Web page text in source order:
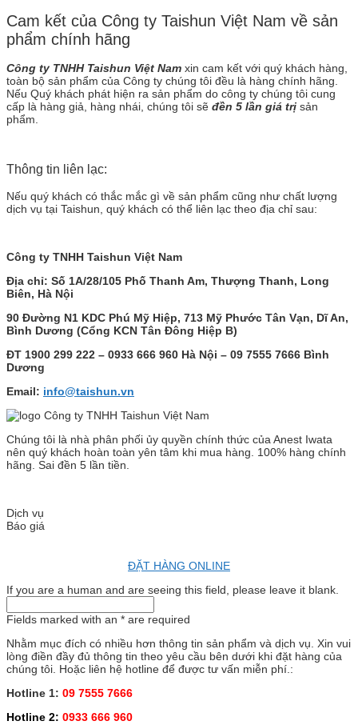
Cam kết của Công ty Taishun Việt Nam về sản
phẩm chính hãng
Công ty TNHH Taishun Việt Nam xin cam kết với quý khách hàng,
toàn bộ sản phẩm của Công ty chúng tôi đều là hàng chính hãng.
Nếu Quý khách phát hiện ra sản phẩm do công ty chúng tôi cung
cấp là hàng giả, hàng nhái, chúng tôi sẽ đền 5 lần giá trị sản
phẩm.
Thông tin liên lạc:
Nếu quý khách có thắc mắc gì về sản phẩm cũng như chất lượng
dịch vụ tại Taishun, quý khách có thể liên lạc theo địa chỉ sau:
Công ty TNHH Taishun Việt Nam
Địa chỉ: Số 1A/28/105 Phố Thanh Am, Thượng Thanh, Long
Biên, Hà Nội
90 Đường N1 KDC Phú Mỹ Hiệp, 713 Mỹ Phước Tân Vạn, Dĩ An,
Bình Dương (Cổng KCN Tân Đông Hiệp B)
ĐT 1900 299 222 – 0933 666 960 Hà Nội – 09 7555 7666 Bình
Dương
Email: info@taishun.vn
Chúng tôi là nhà phân phối ủy quyền chính thức của Anest Iwata
nên quý khách hoàn toàn yên tâm khi mua hàng. 100% hàng chính
hãng. Sai đền 5 lần tiền.
Dịch vụ
Báo giá
ĐẶT HÀNG ONLINE
If you are a human and are seeing this field, please leave it blank.
Fields marked with an * are required
Nhằm mục đích có nhiều hơn thông tin sản phẩm và dịch vụ. Xin vui
lòng điền đầy đủ thông tin theo yêu cầu bên dưới khi đặt hàng của
chúng tôi. Hoặc liên hệ hotline để được tư vấn miễn phí.:
Hotline 1: 09 7555 7666
Hotline 2: 0933 666 960